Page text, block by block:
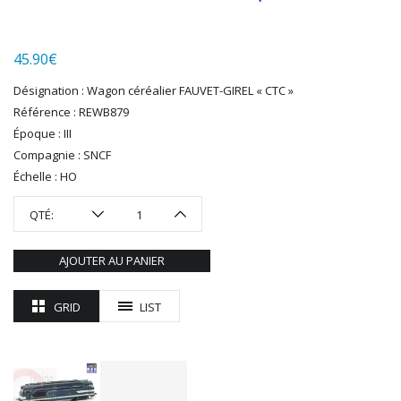
MAKETTE
MARLKIN
MKD
NOREV
NOVATEUR MODELES
PECO
PG mini
PIKO
PREISER
R37
RÉGIONS ET COMPAGNIES
45.90€
Désignation : Wagon céréalier FAUVET-GIREL « CTC »
Référence : REWB879
Époque : III
Compagnie : SNCF
Échelle : HO
QTÉ:
AJOUTER AU PANIER
GRID LIST